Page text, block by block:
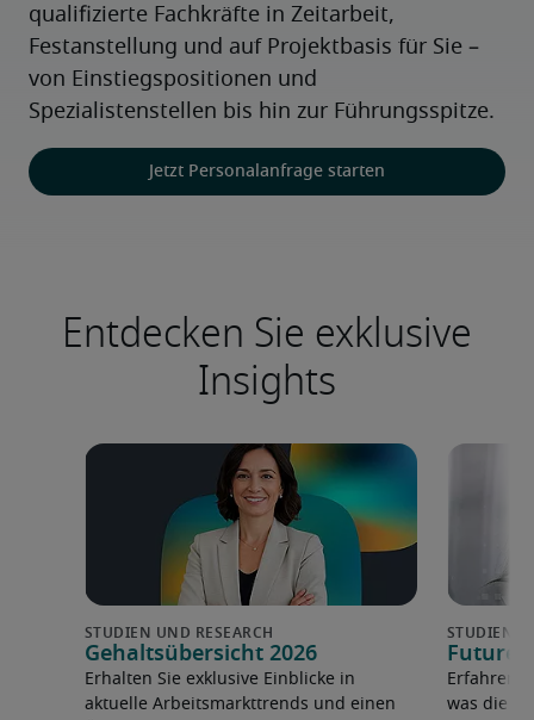
qualifizierte Fachkräfte in Zeitarbeit,
Festanstellung und auf Projektbasis für Sie –
von Einstiegspositionen und
Spezialistenstellen bis hin zur Führungsspitze.
Jetzt Personalanfrage starten
Entdecken Sie exklusive
Insights
Gehaltsübersicht 2026
Erhalten Sie exklusive Einblicke in
aktuelle Arbeitsmarkttrends und einen
Future
Erfahren
was die